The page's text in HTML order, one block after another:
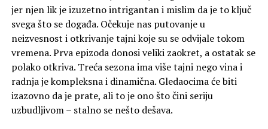
jer njen lik je izuzetno intrigantan i mislim da je to ključ
svega što se događa. Očekuje nas putovanje u
neizvesnost i otkrivanje tajni koje su se odvijale tokom
vremena. Prva epizoda donosi veliki zaokret, a ostatak se
polako otkriva. Treća sezona ima više tajni nego vina i
radnja je kompleksna i dinamična. Gledaocima će biti
izazovno da je prate, ali to je ono što čini seriju
uzbudljivom – stalno se nešto dešava.